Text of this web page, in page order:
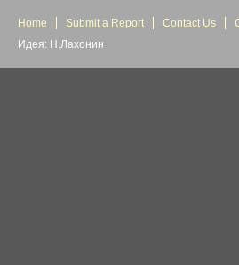
Home Submit a Report Contact Us
Идея: Н.Лахонин